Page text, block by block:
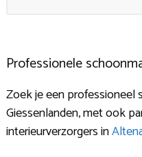
Professionele
Zoek je een professioneel
Giessenlanden, met ook
interieurverzorgers in